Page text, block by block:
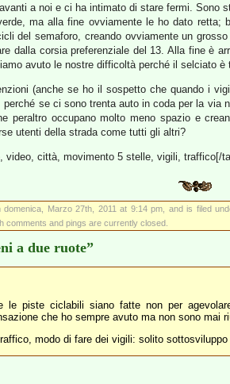
a noi e ci ha intimato di stare fermi. Sono
ma alla fine ovviamente le ho dato
del semaforo, creando ovviamente un
dalla corsia preferenziale del 13. Alla fine è
avuto le nostre difficoltà perché il selciato
(anche se ho il sospetto che quando i
perché se ci sono trenta auto in coda per la via
peraltro occupano molto meno spazio e
utenti della strada come tutti gli altri?
video, città, movimento 5 stelle, vigili, traffico[/
Marzo 27th, 2011 at 9:14 pm, and is filed
comments and pings are currently closed.
a due ruote”
le piste ciclabili siano fatte non per
che ho sempre avuto ma non sono mai
modo di fare dei vigili: solito sottosviluppo